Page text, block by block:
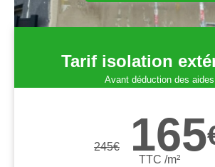
Tarif isolation
Avant déduction des aides
245€ 165
TTC /m²